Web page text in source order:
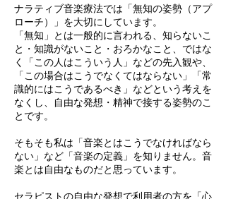
ナラティブ音楽療法では「無知の姿勢（アプ
ローチ）」を大切にしています。
「無知」とは一般的に言われる、知らないこ
と・知識がないこと・おろかなこと、ではな
く「この人はこういう人」などの先入観や、
「この場合はこうでなくてはならない」「常
識的にはこうであるべき」などという考えを
なくし、自由な発想・精神で接する姿勢のこ
とです。
そもそも私は「音楽とはこうでなければなら
ない」など「音楽の定義」を知りません。音
楽とは自由なものだと思っています。
セラピストの自由な発想で利用者の方を「心